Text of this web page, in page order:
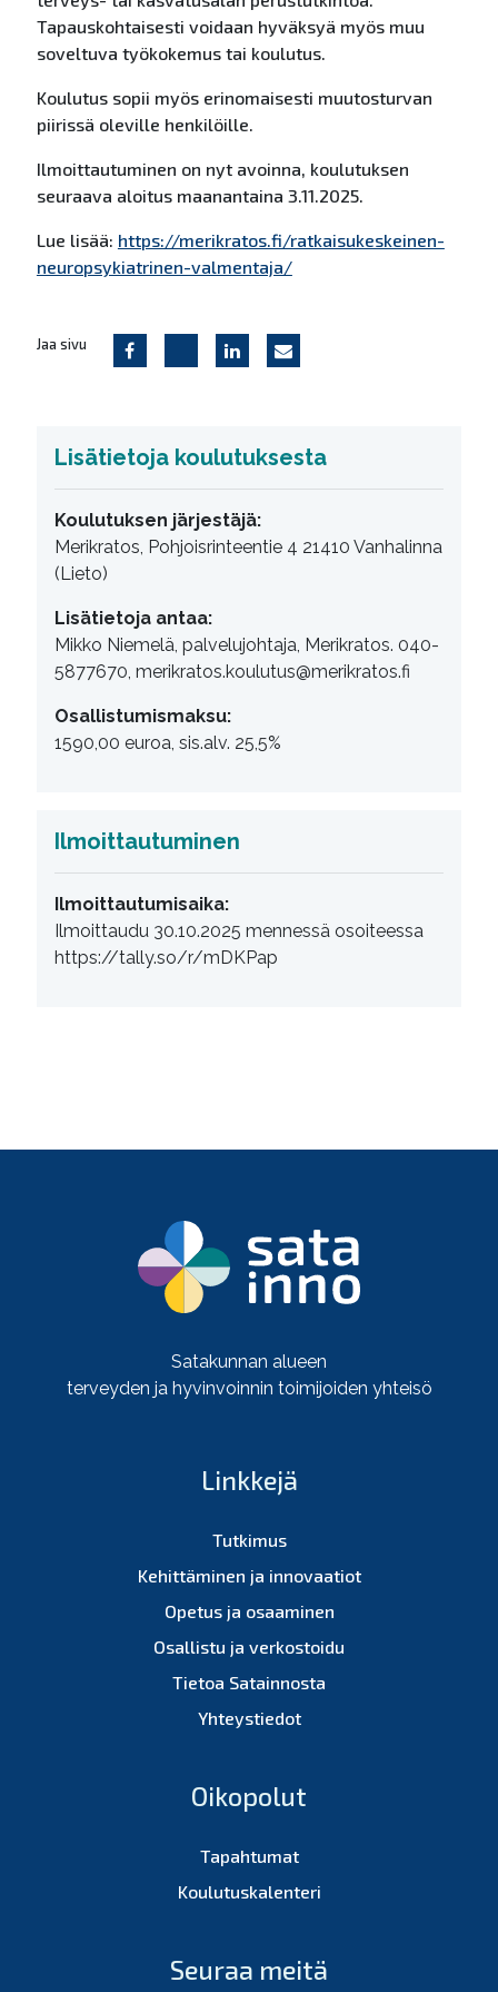
Tapauskohtaisesti voidaan hyväksyä myös muu
soveltuva työkokemus tai koulutus.
Koulutus sopii myös erinomaisesti muutosturvan
piirissä oleville henkilöille.
Ilmoittautuminen on nyt avoinna, koulutuksen
seuraava aloitus maanantaina 3.11.2025.
Lue lisää: https://merikratos.fi/ratkaisukeskeinen-
neuropsykiatrinen-valmentaja/
Jaa sivu
Lisätietoja koulutuksesta
Koulutuksen järjestäjä:
Merikratos, Pohjoisrinteentie 4 21410 Vanhalinna
(Lieto)
Lisätietoja antaa:
Mikko Niemelä, palvelujohtaja, Merikratos. 040-
5877670, merikratos.koulutus@merikratos.fi
Osallistumismaksu:
1590,00 euroa, sis.alv. 25,5%
Ilmoittautuminen
Ilmoittautumisaika:
Ilmoittaudu 30.10.2025 mennessä osoiteessa
https://tally.so/r/mDKPap
Satakunnan alueen
terveyden ja hyvinvoinnin toimijoiden yhteisö
Linkkejä
Tutkimus
Kehittäminen ja innovaatiot
Opetus ja osaaminen
Osallistu ja verkostoidu
Tietoa Satainnosta
Yhteystiedot
Oikopolut
Tapahtumat
Koulutuskalenteri
Seuraa meitä